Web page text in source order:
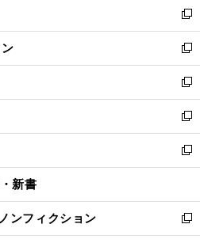
く
で
開
く
い
ウ
ィ
ン
ド
ウ
で
開
く
新
し
い
ウ
ィ
ン
ド
ウ
で
開
新
し
い
ウ
ィ
ン
ド
ウ
開
く
新
し
い
ウ
ィ
ン
ウ
で
開
新
し
い
ウ
ン
ド
ウ
新
し
ウ
ィ
ン
新書
ンフィクション
新
し